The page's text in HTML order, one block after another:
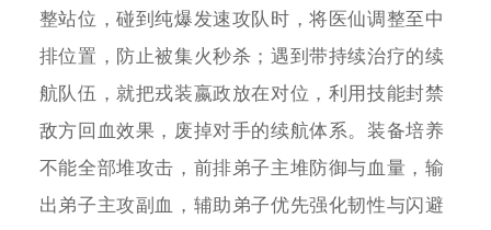
整站位，碰到纯爆发速攻队时，将医仙调整至中
排位置，防止被集火秒杀；遇到带持续治疗的续
航队伍，就把戎装嬴政放在对位，利用技能封禁
敌方回血效果，废掉对手的续航体系。装备培养
不能全部堆攻击，前排弟子主堆防御与血量，输
出弟子主攻副血，辅助弟子优先强化韧性与闪避